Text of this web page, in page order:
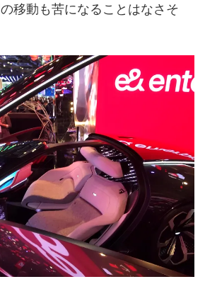
移動も苦になることはなさそ